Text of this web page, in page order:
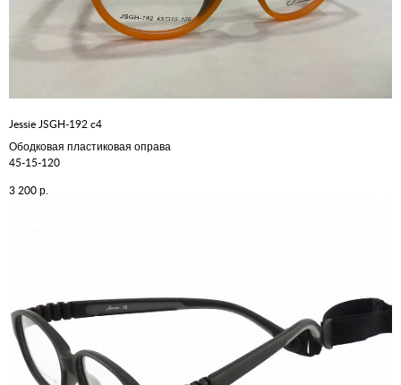
Jessie JSGH-192 c4
Ободковая пластиковая оправа
45-15-120
3 200р.